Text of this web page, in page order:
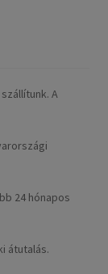
A
24 hónapos
átutalás.